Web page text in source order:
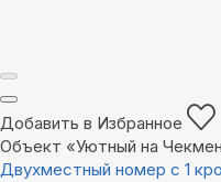
Добавить в Избранное
Объект «Уютный на
Двухместный номер с 1